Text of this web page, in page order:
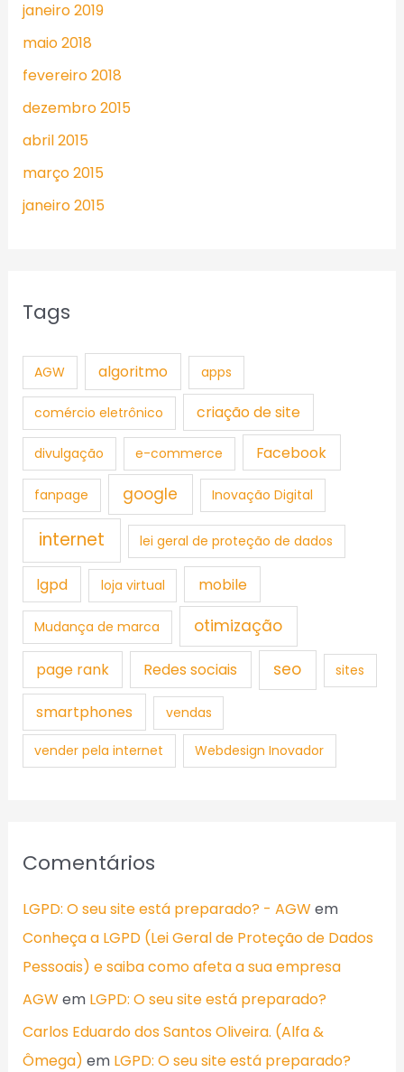
janeiro 2019
maio 2018
fevereiro 2018
dezembro 2015
abril 2015
março 2015
janeiro 2015
Tags
AGW algoritmo apps
comércio eletrônico criação de site
divulgação e-commerce Facebook
fanpage google Inovação Digital
internet lei geral de proteção de dados
lgpd loja virtual mobile
Mudança de marca otimização
page rank Redes sociais seo sites
smartphones vendas
vender pela internet Webdesign Inovador
Comentários
LGPD: O seu site está preparado? - AGWem
Conheça a LGPD (Lei Geral de Proteção de Dados
Pessoais) e saiba como afeta a sua empresa
AGWem LGPD: O seu site está preparado?
Carlos Eduardo dos Santos Oliveira. (Alfa &
Ômega) em LGPD: O seu site está preparado?